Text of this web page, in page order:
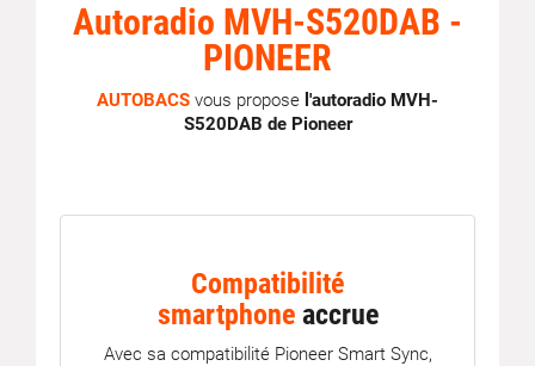
Autoradio MVH-S520DAB -
PIONEER
AUTOBACS vous propose l'autoradio MVH-
S520DAB de Pioneer
Compatibilité
smartphone accrue
Avec sa compatibilité Pioneer Smart Sync,